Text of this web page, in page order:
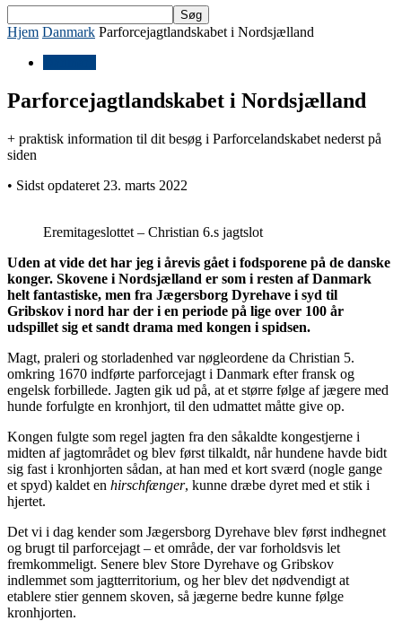
Hjem Danmark Parforcejagtlandskabet i Nordsjælland
Parforcejagtlandskabet i Nordsjælland
+ praktisk information til dit besøg i Parforcelandskabet nederst på
siden
• Sidst opdateret 23. marts 2022
Eremitageslottet – Christian 6.s jagtslot
Uden at vide det har jeg i årevis gået i fodsporene på de danske
konger. Skovene i Nordsjælland er som i resten af Danmark
helt fantastiske, men fra Jægersborg Dyrehave i syd til
Gribskov i nord har der i en periode på lige over 100 år
udspillet sig et sandt drama med kongen i spidsen.
Magt, praleri og storladenhed var nøgleordene da Christian 5.
omkring 1670 indførte parforcejagt i Danmark efter fransk og
engelsk forbillede. Jagten gik ud på, at et større følge af jægere med
hunde forfulgte en kronhjort, til den udmattet måtte give op.
Kongen fulgte som regel jagten fra den såkaldte kongestjerne i
midten af jagtområdet og blev først tilkaldt, når hundene havde bidt
sig fast i kronhjorten sådan, at han med et kort sværd (nogle gange
et spyd) kaldet en hirschfænger, kunne dræbe dyret med et stik i
hjertet.
Det vi i dag kender som Jægersborg Dyrehave blev først indhegnet
og brugt til parforcejagt – et område, der var forholdsvis let
fremkommeligt. Senere blev Store Dyrehave og Gribskov
indlemmet som jagtterritorium, og her blev det nødvendigt at
etablere stier gennem skoven, så jægerne bedre kunne følge
kronhjorten.